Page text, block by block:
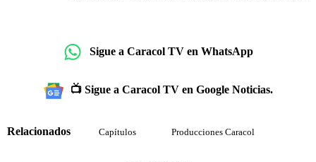
Sigue a Caracol TV en WhatsApp
📺 Sigue a Caracol TV en Google Noticias.
Relacionados Capítulos Producciones Caracol